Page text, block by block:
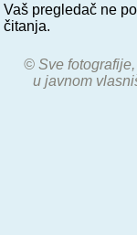
Vaš pregledač ne
čitanja.
© Sve
u javnom